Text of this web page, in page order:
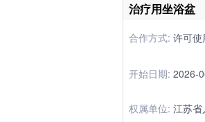
治疗用坐浴盆
合作方式: 许可使
开始日期: 2026-
权属单位: 江苏